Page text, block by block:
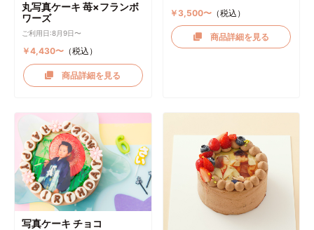
丸写真ケーキ 苺×フランボ
ワーズ
ご利用日:8月9日〜
￥4,430〜（税込）
商品詳細を見る
￥3,500〜 （税込）
商品詳細を見る
写真ケーキ チョコ